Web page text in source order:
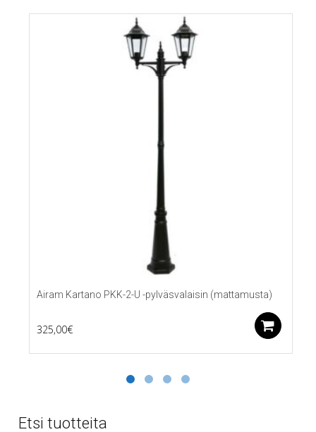
Airam Kartano PKK-2-U -pylväsvalaisin (mattamusta)
325,00€
Etsi tuotteita